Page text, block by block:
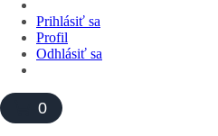
Prihlásiť sa
Profil
Odhlásiť sa
0